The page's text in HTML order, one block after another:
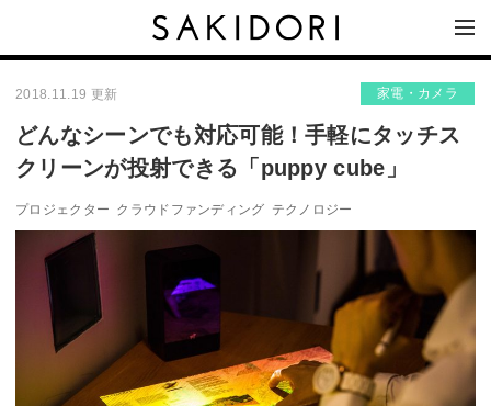
2018.11.19 更新 家電・カメラ
どんなシーンでも対応可能！手軽にタッチス
クリーンが投射できる「puppy cube」
プロジェクター クラウドファンディング テクノロジー